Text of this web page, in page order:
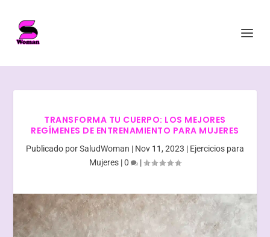
TRANSFORMA TU CUERPO: LOS MEJORES
REGÍMENES DE ENTRENAMIENTO PARA MUJERES
Publicado porSaludWoman | Nov 11, 2023 | Ejercicios para
Mujeres |0 |